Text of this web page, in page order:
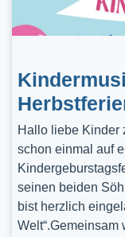
Hallo liebe Kinder
schon einmal auf
seinen beiden
bist herzlich